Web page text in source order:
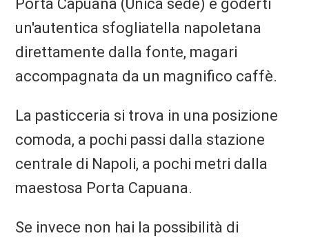
Porta Capuana (Unica sede) e goderti
un'autentica sfogliatella napoletana
direttamente dalla fonte, magari
accompagnata da un magnifico caffè.
La pasticceria si trova in una posizione
comoda, a pochi passi dalla stazione
centrale di Napoli, a pochi metri dalla
maestosa Porta Capuana.
Se invece non hai la possibilità di